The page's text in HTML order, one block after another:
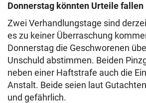
Donnerstag könnten Urteile fallen
Zwei Verhandlungstage sind
es zu keiner Überraschung
Donnerstag die Geschworenen
Unschuld abstimmen. Beiden
neben einer Haftstrafe auch die
Anstalt. Beide seien laut
und gefährlich.